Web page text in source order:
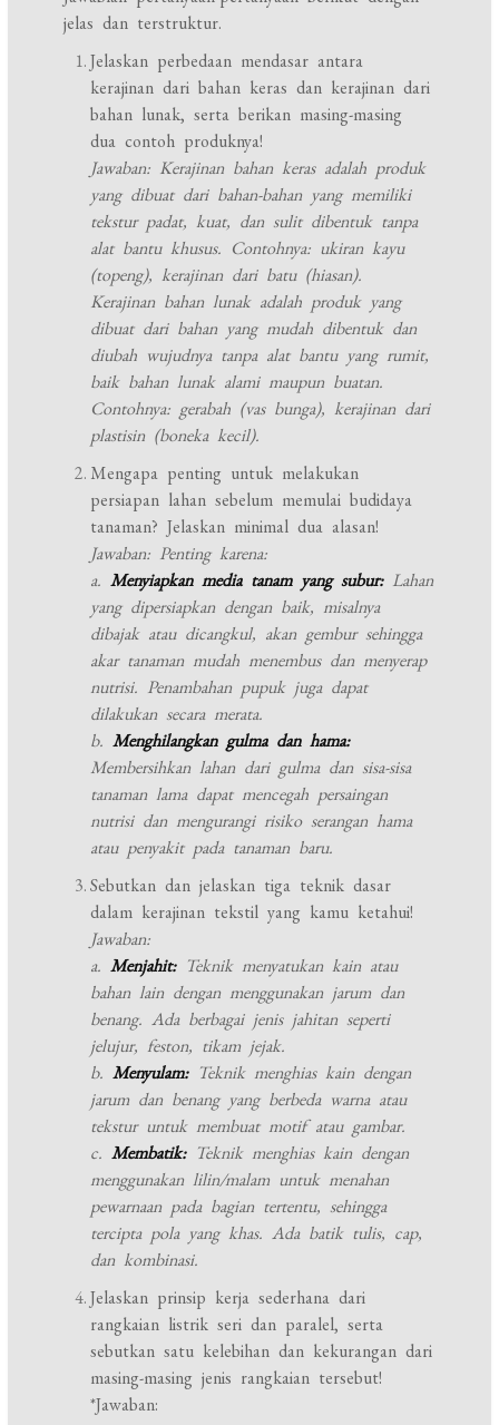
jelas dan terstruktur.
Jelaskan perbedaan mendasar antara
kerajinan dari bahan keras dan kerajinan dari
bahan lunak, serta berikan masing-masing
dua contoh produknya!
Jawaban: Kerajinan bahan keras adalah produk
yang dibuat dari bahan-bahan yang memiliki
tekstur padat, kuat, dan sulit dibentuk tanpa
alat bantu khusus. Contohnya: ukiran kayu
(topeng), kerajinan dari batu (hiasan).
Kerajinan bahan lunak adalah produk yang
dibuat dari bahan yang mudah dibentuk dan
diubah wujudnya tanpa alat bantu yang rumit,
baik bahan lunak alami maupun buatan.
Contohnya: gerabah (vas bunga), kerajinan dari
plastisin (boneka kecil).
Mengapa penting untuk melakukan
persiapan lahan sebelum memulai budidaya
tanaman? Jelaskan minimal dua alasan!
Jawaban: Penting karena:
a.Menyiapkan media tanam yang subur:Lahan
yang dipersiapkan dengan baik, misalnya
dibajak atau dicangkul, akan gembur sehingga
akar tanaman mudah menembus dan menyerap
nutrisi. Penambahan pupuk juga dapat
dilakukan secara merata.
b.Menghilangkan gulma dan hama:
Membersihkan lahan dari gulma dan sisa-sisa
tanaman lama dapat mencegah persaingan
nutrisi dan mengurangi risiko serangan hama
atau penyakit pada tanaman baru.
Sebutkan dan jelaskan tiga teknik dasar
dalam kerajinan tekstil yang kamu ketahui!
Jawaban:
a.Menjahit:Teknik menyatukan kain atau
bahan lain dengan menggunakan jarum dan
benang. Ada berbagai jenis jahitan seperti
jelujur, feston, tikam jejak.
b.Menyulam:Teknik menghias kain dengan
jarum dan benang yang berbeda warna atau
tekstur untuk membuat motif atau gambar.
c.Membatik:Teknik menghias kain dengan
menggunakan lilin/malam untuk menahan
pewarnaan pada bagian tertentu, sehingga
tercipta pola yang khas. Ada batik tulis, cap,
dan kombinasi.
Jelaskan prinsip kerja sederhana dari
rangkaian listrik seri dan paralel, serta
sebutkan satu kelebihan dan kekurangan dari
masing-masing jenis rangkaian tersebut!
*Jawaban: